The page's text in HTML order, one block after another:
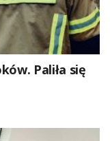
Paliła się